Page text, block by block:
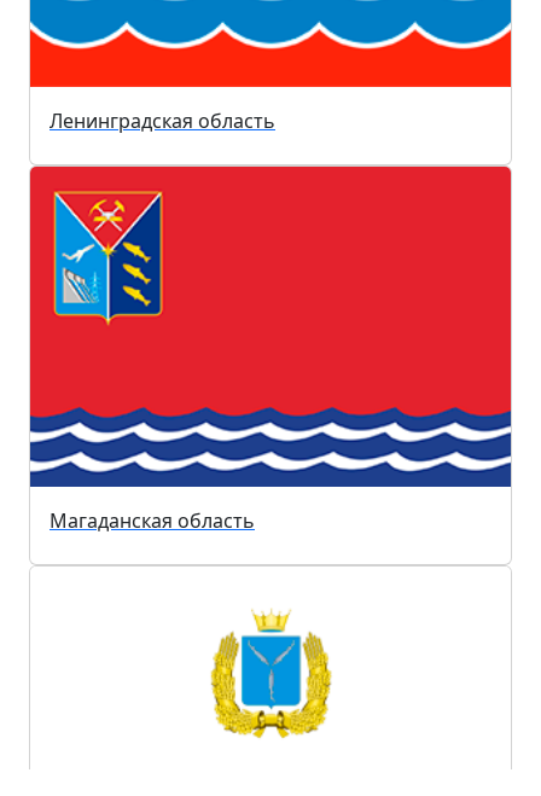
Ленинградская область
Магаданская область